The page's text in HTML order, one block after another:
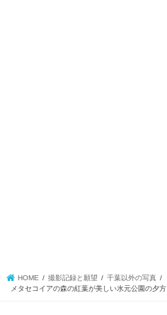
HOME 撮影記録と願望
千葉以外の写真
メタセコイアの森の紅葉が美しい水元公園の夕方